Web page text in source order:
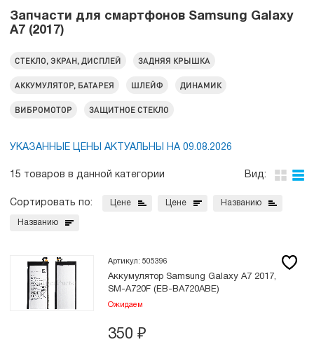
Запчасти для смартфонов Samsung Galaxy
A7 (2017)
СТЕКЛО, ЭКРАН, ДИСПЛЕЙ ЗАДНЯЯ КРЫШКА
АККУМУЛЯТОР, БАТАРЕЯ ШЛЕЙФ ДИНАМИК
ВИБРОМОТОР ЗАЩИТНОЕ СТЕКЛО
УКАЗАННЫЕ ЦЕНЫ АКТУАЛЬНЫ НА 09.08.2026
15 товаров в данной категории Вид:
Сортировать по: Цене Цене Названию
Названию
Артикул: 505396
Аккумулятор Samsung Galaxy A7 2017,
SM-A720F (EB-BA720ABE)
Ожидаем
350 ₽